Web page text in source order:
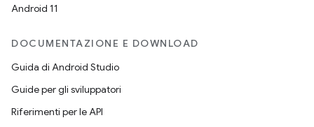
Android 11
DOCUMENTAZIONE E DOWNLOAD
Guida di Android Studio
Guide per gli sviluppatori
Riferimenti per le API